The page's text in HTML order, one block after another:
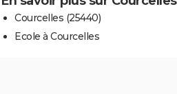
Courcelles (25440)
Ecole à Courcelles